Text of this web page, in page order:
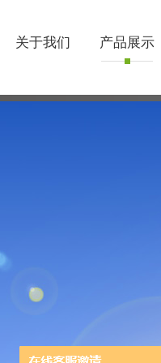
关于我们 产品展示